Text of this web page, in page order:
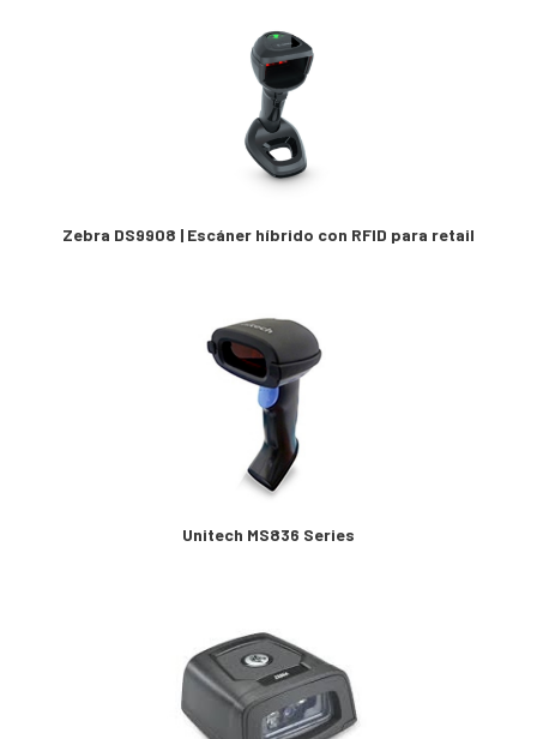
Zebra DS9908 | Escáner híbrido con RFID para retail
Unitech MS836 Series